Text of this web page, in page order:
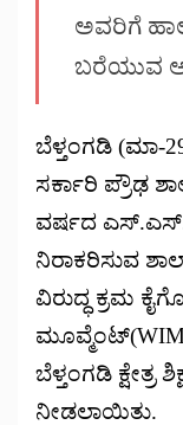
ಅವರಿಗೆ
ಬರೆಯುವ
ಬೆಳ್ತಂಗಡಿ (ಮಾ-
ಸರ್ಕಾರಿ ಪ್ರೌಢ
ವರ್ಷದ
ನಿರಾಕರಿಸುವ
ವಿರುದ್ಧ ಕ್ರಮ
ಬೆಳ್ತಂಗಡಿ
ನೀಡಲಾಯಿತು.